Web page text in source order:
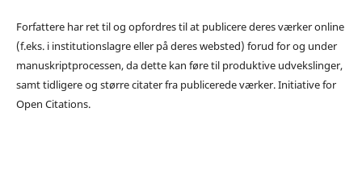
Forfattere har ret til og opfordres til at publicere deres værker online
(f.eks. i institutionslagre eller på deres websted) forud for og under
manuskriptprocessen, da dette kan føre til produktive udvekslinger,
samt tidligere og større citater fra publicerede værker. Initiative for
Open Citations.